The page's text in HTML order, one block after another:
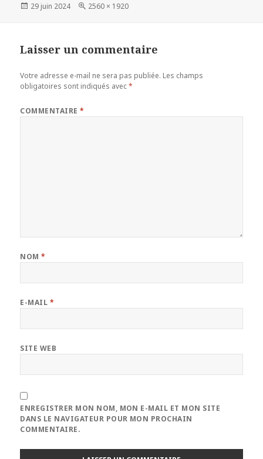
Publié
29 juin 2024
Taille
2560 × 1920
Laisser un commentaire
Votre adresse e-mail ne sera pas publiée. Les champs
obligatoires sont indiqués avec*
COMMENTAIRE*
NOM*
E-MAIL *
SITE WEB
ENREGISTRER MON NOM, MON E-MAIL ET MON SITE
DANS LE NAVIGATEUR POUR MON PROCHAIN
COMMENTAIRE.